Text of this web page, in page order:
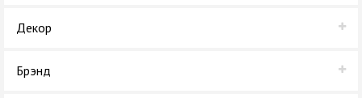
Декор
Брэнд